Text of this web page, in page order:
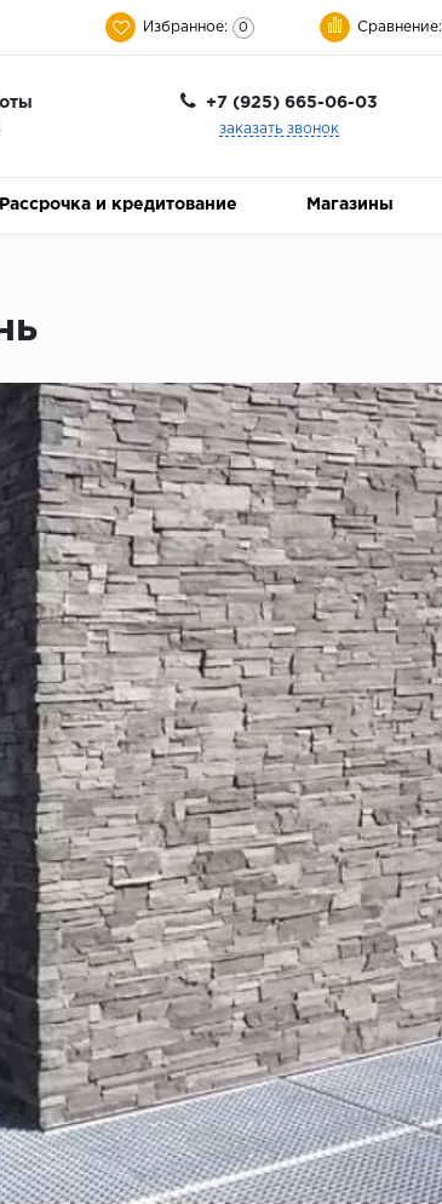
Избранное: 0 Сравнение:
+7 (925) 665-06-03
заказать звонок
Рассрочка и кредитование Магазины